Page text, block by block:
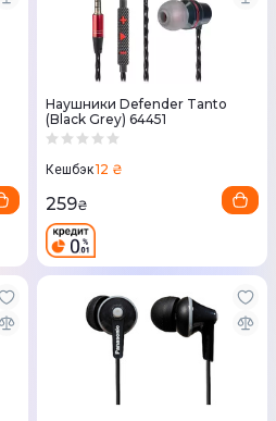
Наушники Defender Tanto
(Black Grey) 64451
Кешбэк12 ₴
259₴